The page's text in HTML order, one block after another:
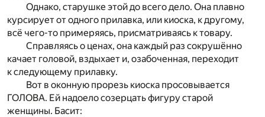
Однако, старушке этой до всего дело. Она плавно
курсирует от одного прилавка, или киоска, к другому,
всё чего-то примеряясь, присматриваясь к товару.
Справляясь о ценах, она каждый раз сокрушённо
качает головой, вздыхает и, озабоченная, переходит
к следующему прилавку.
Вот в оконную прорезь киоска просовывается
ГОЛОВА. Ей надоело созерцать фигуру старой
женщины. Басит: